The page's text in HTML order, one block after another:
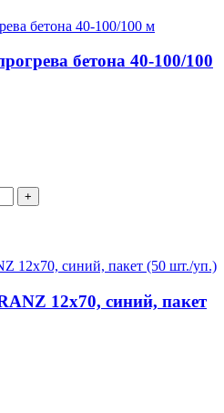
бетона 40-100/100
12х70, синий, пакет